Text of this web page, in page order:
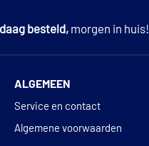
besteld, morgen in huis!
ALGEMEEN
Service en contact
Algemene voorwaarden